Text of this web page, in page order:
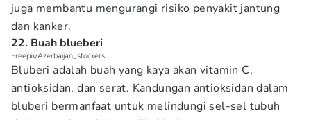
juga membantu mengurangi risiko penyakit jantung
dan kanker.
22. Buah blueberi
Freepik/Azerbaijan_stockers
Bluberi adalah buah yang kaya akan vitamin C,
antioksidan, dan serat. Kandungan antioksidan dalam
bluberi bermanfaat untuk melindungi sel-sel tubuh